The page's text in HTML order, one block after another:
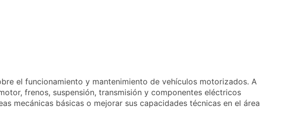
el funcionamiento y mantenimiento de vehículos motorizados. A
frenos, suspensión, transmisión y componentes eléctricos
mecánicas básicas o mejorar sus capacidades técnicas en el área